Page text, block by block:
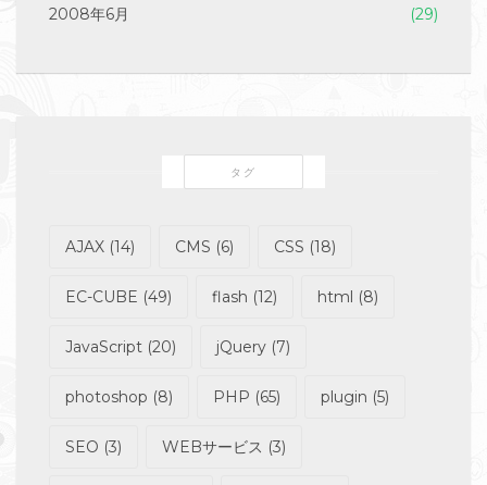
2008年6月 (29)
タグ
AJAX (14) CMS (6) CSS (18)
EC-CUBE (49) flash (12) html (8)
JavaScript (20) jQuery (7)
photoshop (8) PHP (65) plugin (5)
SEO (3) WEBサービス (3)